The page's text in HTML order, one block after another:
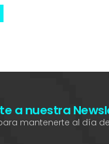
a nuestra
mantenerte al día